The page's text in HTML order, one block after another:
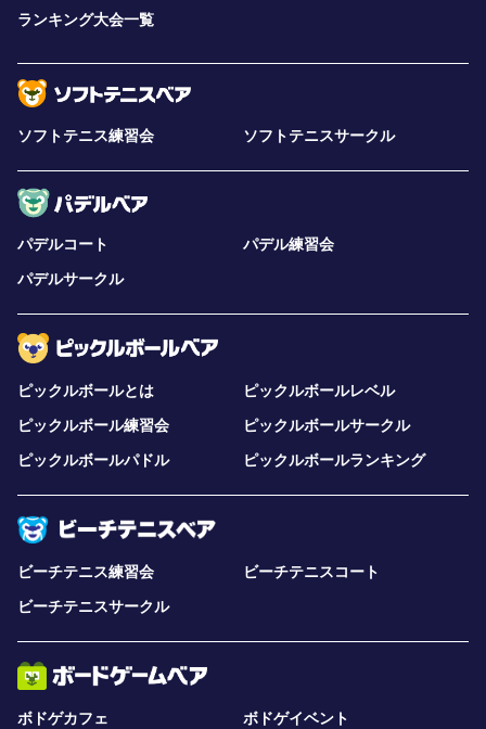
ランキング大会一覧
ソフトテニス練習会 ソフトテニスサークル
パデルコート
パデル練習会
パデルサークル
ピックルボールとは
ピックルボールレベル
ピックルボール練習会
ピックルボールサークル
ピックルボールパドル
ピックルボールランキング
ビーチテニス練習会
ビーチテニスコート
ビーチテニスサークル
ボドゲカフェ
ボドゲイベント